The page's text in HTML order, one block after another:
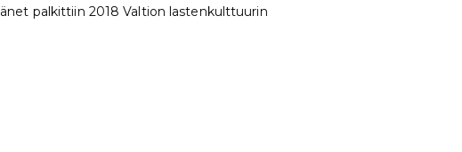
palkittiin 2018 Valtion lastenkulttuurin